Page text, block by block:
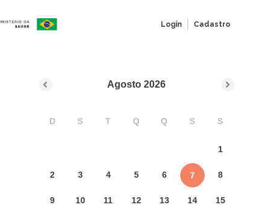
Login Cadastro
Agosto 2026
D S T Q Q S S
1
2 3 4 5 6 7 8
9 10 11 12 13 14 15